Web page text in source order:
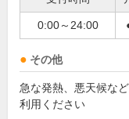
0:00～24:00
その他
急な発熱、悪天候な
利用ください